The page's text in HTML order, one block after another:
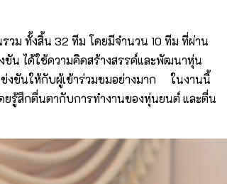
วม ทั้งสิ้น 32 ทีม โดยมีจำนวน 10 ทีม ที่ผ่าน
ขัน ได้ใช้ความคิดสร้างสรรค์และพัฒนาหุ่น
ข่งขันให้กับผู้เข้าร่วมชมอย่างมาก ในงานนี้
ยรู้สึกตื่นตากับการทำงานของหุ่นยนต์ และตื่น